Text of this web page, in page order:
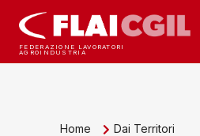
FEDERAZIONE LAVORATORI
AGROINDUSTRIA
Home Dai Territori